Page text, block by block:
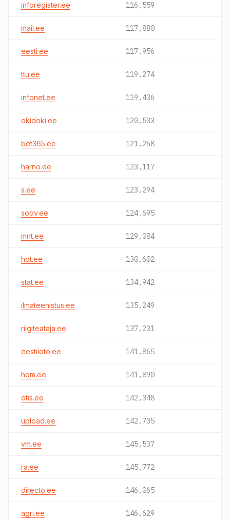
inforegister.ee 116,559
mail.ee 117,880
eesti.ee 117,956
ttu.ee 119,274
infonet.ee 119,436
okidoki.ee 120,533
bet365.ee 121,268
harno.ee 123,117
s.ee 123,294
soov.ee 124,695
mnt.ee 129,084
hot.ee 130,602
stat.ee 134,942
ilmateenistus.ee 135,249
riigiteataja.ee 137,231
eestiloto.ee 141,865
hom.ee 141,890
etis.ee 142,348
upload.ee 142,735
vm.ee 145,537
ra.ee 145,772
directo.ee 146,065
agri.ee 146,629